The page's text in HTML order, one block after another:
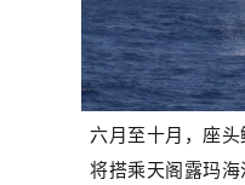
六月至十月，座头
将搭乘天阁露玛